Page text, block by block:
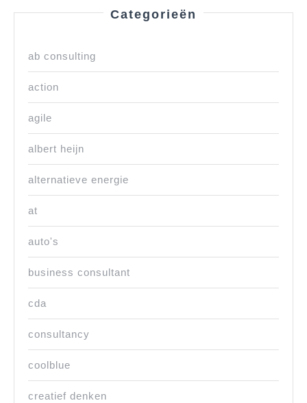
Categorieën
ab consulting
action
agile
albert heijn
alternatieve energie
at
auto's
business consultant
cda
consultancy
coolblue
creatief denken